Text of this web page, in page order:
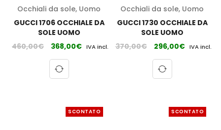
Occhiali da sole, Uomo
GUCCI 1706 OCCHIALE DA
SOLE UOMO
460,00€ 368,00€ IVA incl.
Occhiali da sole, Uomo
GUCCI 1730 OCCHIALE DA
SOLE UOMO
370,00€ 296,00€ IVA incl.
SCONTATO SCONTATO